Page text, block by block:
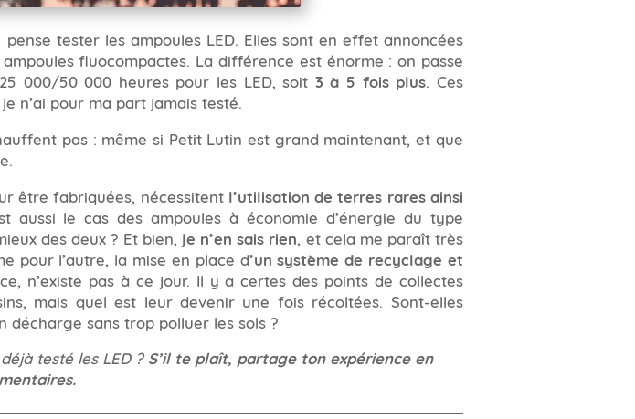
tester les ampoules LED. Elles sont en effet annoncées
fluocompactes. La différence est énorme : on passe
000/50 000 heures pour les LED, soit 3 à 5 fois plus. Ces
n’ai pour ma part jamais testé.
pas : même si Petit Lutin est grand maintenant, et que
être fabriquées, nécessitent l’utilisation de terres rares ainsi
aussi le cas des ampoules à économie d’énergie du type
des deux ? Et bien, je n’en sais rien , et cela me paraît très
pour l’autre, la mise en place d’un système de recyclage et
n’existe pas à ce jour. Il y a certes des points de collectes
mais quel est leur devenir une fois récoltées. Sont-elles
sans trop polluer les sols ?
testé les LED ? S’il te plaît, partage ton expérience en